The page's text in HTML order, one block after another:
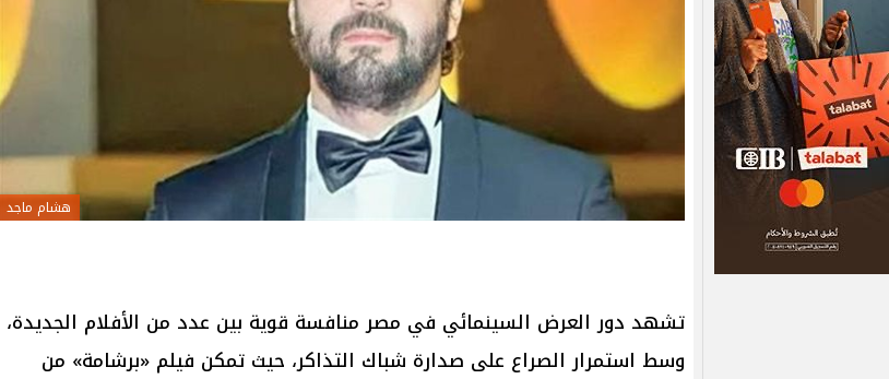
هشام ماجد
تشهد دور العرض السينمائي في مصر منافسة قوية بين عدد من الأفلام الجديدة،
وسط استمرار الصراع على صدارة شباك التذاكر، حيث تمكن فيلم «برشامة» من